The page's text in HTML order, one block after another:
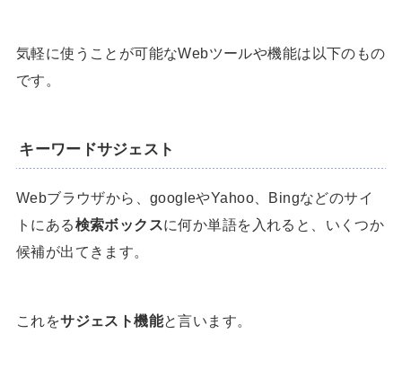
気軽に使うことが可能なWebツールや機能は以下のもの
です。
キーワードサジェスト
Webブラウザから、googleやYahoo、Bingなどのサイ
トにある検索ボックスに何か単語を入れると、いくつか
候補が出てきます。
これをサジェスト機能と言います。